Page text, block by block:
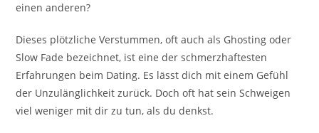
einen anderen?
Dieses plötzliche Verstummen, oft auch als Ghosting oder
Slow Fade bezeichnet, ist eine der schmerzhaftesten
Erfahrungen beim Dating. Es lässt dich mit einem Gefühl
der Unzulänglichkeit zurück. Doch oft hat sein Schweigen
viel weniger mit dir zu tun, als du denkst.